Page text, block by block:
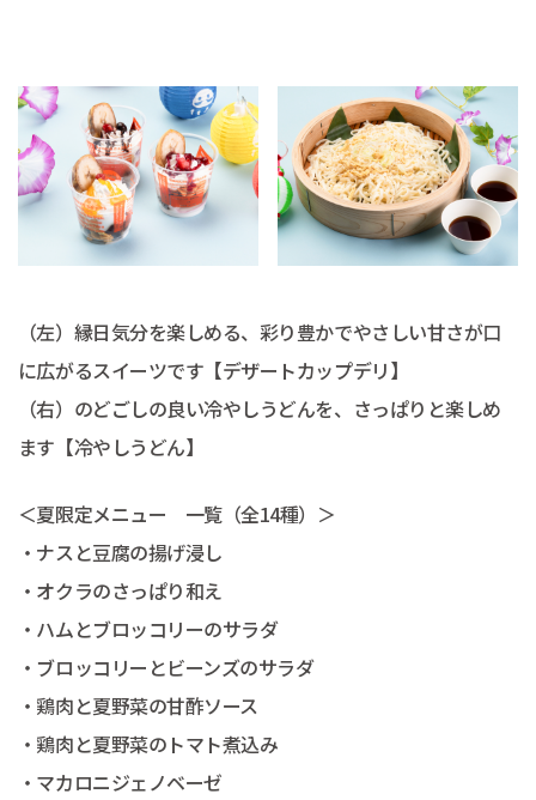
（左）縁日気分を楽しめる、彩り豊かでやさしい甘さが口
に広がるスイーツです【デザートカップデリ】
（右）のどごしの良い冷やしうどんを、さっぱりと楽しめ
ます【冷やしうどん】
＜夏限定メニュー 一覧（全14種）＞
・ナスと豆腐の揚げ浸し
・オクラのさっぱり和え
・ハムとブロッコリーのサラダ
・ブロッコリーとビーンズのサラダ
・鶏肉と夏野菜の甘酢ソース
・鶏肉と夏野菜のトマト煮込み
・マカロニジェノベーゼ